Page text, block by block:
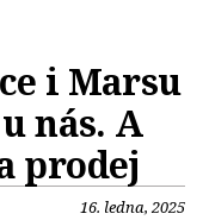
i Marsu
nás. A
prodej
16. ledna, 2025